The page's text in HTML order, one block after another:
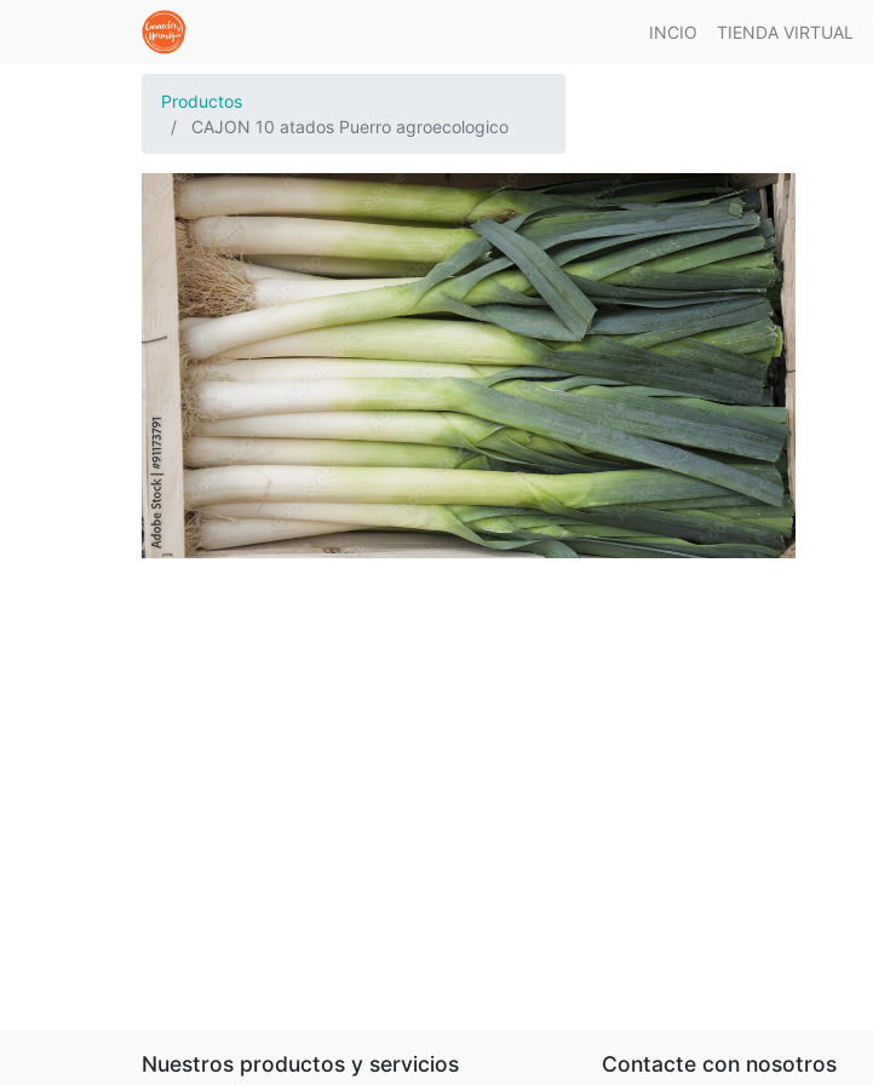
INCIO TIENDA VIRTUAL
Productos
CAJON 10 atados Puerro agroecologico
Nuestros productos y servicios Contacte con nosotros